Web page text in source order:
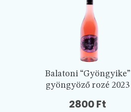
Balatoni “Gyöngyike”
gyöngyöző rozé 2023
2800Ft